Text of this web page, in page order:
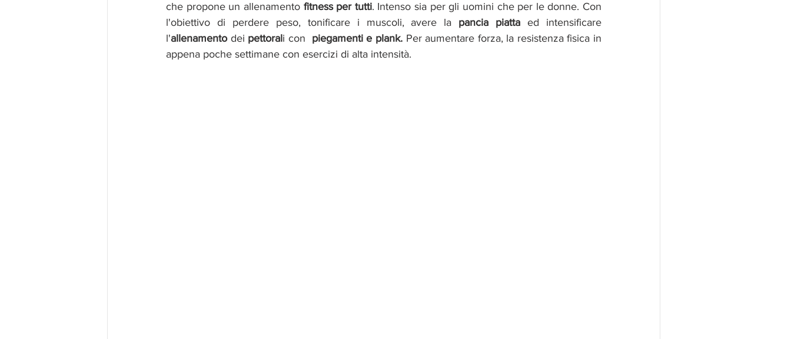
che propone un allenamento fitness per tutti. Intenso sia per gli uomini che per le donne. Con
l'obiettivo di perdere peso, tonificare i muscoli, avere la pancia piatta ed intensificare
l'allenamento dei pettorali con piegamenti e plank. Per aumentare forza, la resistenza fisica in
appena poche settimane con esercizi di alta intensità.